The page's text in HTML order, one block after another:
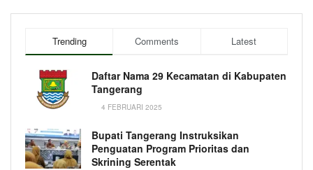
Trending Comments Latest
Daftar Nama 29 Kecamatan di Kabupaten
Tangerang
4 FEBRUARI 2025
Bupati Tangerang Instruksikan
Penguatan Program Prioritas dan
Skrining Serentak